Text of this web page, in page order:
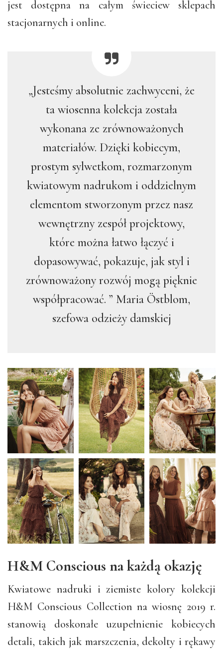
jest dostępna na całym świeciew sklepach
stacjonarnych i online.
„Jesteśmy absolutnie zachwyceni, że
ta wiosenna kolekcja została
wykonana ze zrównoważonych
materiałów. Dzięki kobiecym,
prostym sylwetkom, rozmarzonym
kwiatowym nadrukom i oddzielnym
elementom stworzonym przez nasz
wewnętrzny zespół projektowy,
które można łatwo łączyć i
dopasowywać, pokazuje, jak styl i
zrównoważony rozwój mogą pięknie
współpracować. ” Maria Östblom,
szefowa odzieży damskiej
H&M Conscious na każdą okazję
Kwiatowe nadruki i ziemiste kolory kolekcji
H&M Conscious Collection na wiosnę 2019 r.
stanowią doskonałe uzupełnienie kobiecych
detali, takich jak marszczenia, dekolty i rękawy